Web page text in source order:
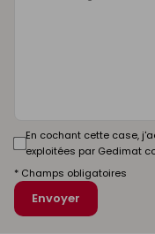
En cochant cette case,
exploitées par Gedimat
* Champs obligatoires
Envoyer